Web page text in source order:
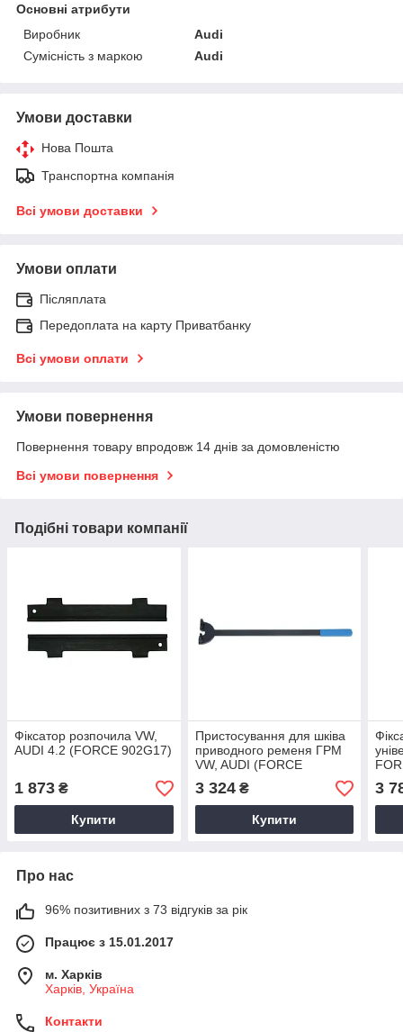
Основні атрибути
Виробник
Audi
Сумісність з маркою
Audi
Умови доставки
Нова Пошта
Транспортна компанія
Всі умови доставки
Умови оплати
Післяплата
Передоплата на карту Приватбанку
Всі умови оплати
Умови повернення
Повернення товару впродовж 14 днів за домовленістю
Всі умови повернення
Подібні товари компанії
Фіксатор розпочила VW,
AUDI 4.2 (FORCE 902G17)
1 873 ₴
Купити
Пристосування для шківа
приводного ременя ГРМ
VW, AUDI (FORCE
9G0607)
3 324₴
Купити
3
Про нас
96% позитивних з 73 відгуків за рік
Працює з 15.01.2017
м. Харків
Харків, Україна
Контакти